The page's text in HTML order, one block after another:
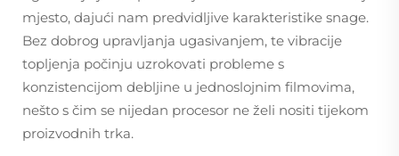
mjesto, dajući nam predvidljive karakteristike snage.
Bez dobrog upravljanja ugasivanjem, te vibracije
topljenja počinju uzrokovati probleme s
konzistencijom debljine u jednoslojnim filmovima,
nešto s čim se nijedan procesor ne želi nositi tijekom
proizvodnih trka.